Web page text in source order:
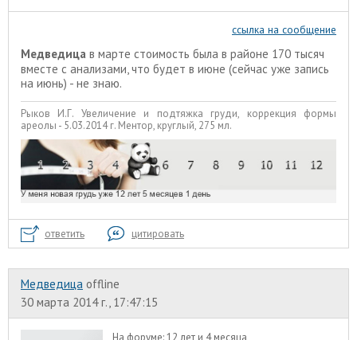
ссылка на сообщение
Медведица в марте стоимость была в районе 170 тысяч
вместе с анализами, что будет в июне (сейчас уже запись
на июнь) - не знаю.
Рыков И.Г. Увеличение и подтяжка груди, коррекция формы
ареолы - 5.03.2014 г. Ментор, круглый, 275 мл.
ответить цитировать
Медведица offline
30 марта 2014 г., 17:47:15